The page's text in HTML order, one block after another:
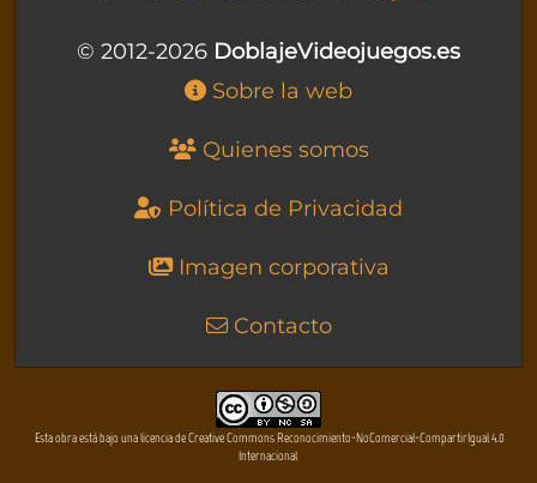
© 2012-2026 DoblajeVideojuegos.es
Sobre la web
Quienes somos
Política de Privacidad
Imagen corporativa
Contacto
Esta obra está bajo una licencia de Creative Commons Reconocimiento-NoComercial-CompartirIgual 4.0
Internacional